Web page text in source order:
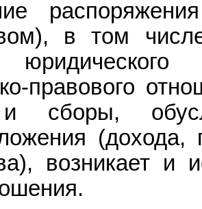
в том
юридического
правового
сборы,
(дохода,
возникает и